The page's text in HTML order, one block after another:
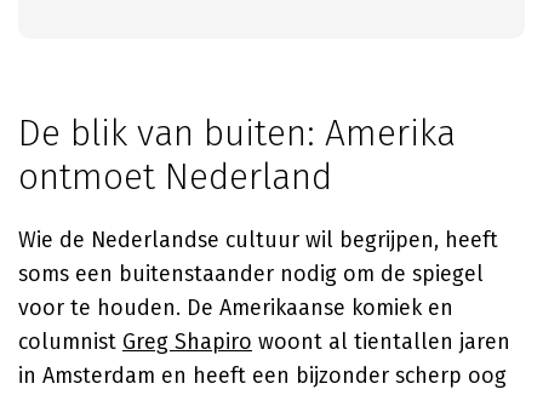
De blik van buiten: Amerika
ontmoet Nederland
Wie de Nederlandse cultuur wil begrijpen, heeft
soms een buitenstaander nodig om de spiegel
voor te houden. De Amerikaanse komiek en
columnist Greg Shapiro woont al tientallen jaren
in Amsterdam en heeft een bijzonder scherp oog